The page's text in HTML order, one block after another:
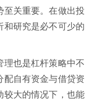
至关重要。在做出投
和研究是必不可少的
理也是杠杆策略中不
配自有资金与借贷资
较大的情况下，也能